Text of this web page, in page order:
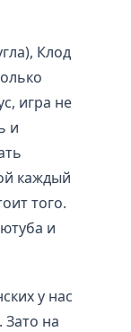
Клод
игра не
и
каждый
того.
и
у нас
Зато на